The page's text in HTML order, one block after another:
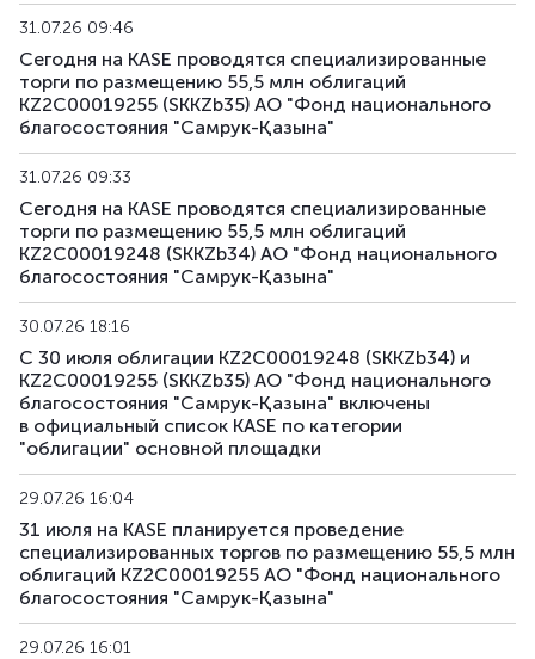
31.07.26 09:46
Сегодня на KASE проводятся специализированные
торги по размещению 55,5 млн облигаций
KZ2C00019255 (SKKZb35) АО "Фонд национального
благосостояния "Самрук-Қазына"
31.07.26 09:33
Сегодня на KASE проводятся специализированные
торги по размещению 55,5 млн облигаций
KZ2C00019248 (SKKZb34) АО "Фонд национального
благосостояния "Самрук-Қазына"
30.07.26 18:16
С 30 июля облигации KZ2C00019248 (SKKZb34) и
KZ2C00019255 (SKKZb35) АО "Фонд национального
благосостояния "Самрук-Қазына" включены
в официальный список KASE по категории
"облигации" основной площадки
29.07.26 16:04
31 июля на KASE планируется проведение
специализированных торгов по размещению 55,5 млн
облигаций KZ2C00019255 АО "Фонд национального
благосостояния "Самрук-Қазына"
29.07.26 16:01